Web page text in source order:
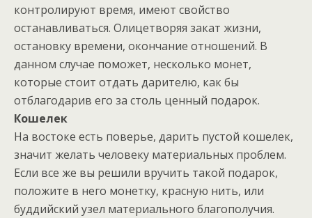
контролируют время, имеют свойство
останавливаться. Олицетворяя закат жизни,
остановку времени, окончание отношений. В
данном случае поможет, несколько монет,
которые стоит отдать дарителю, как бы
отблагодарив его за столь ценный подарок.
Кошелек
На востоке есть поверье, дарить пустой кошелек,
значит желать человеку материальных проблем.
Если все же вы решили вручить такой подарок,
положите в него монетку, красную нить, или
буддийский узел материального благополучия.